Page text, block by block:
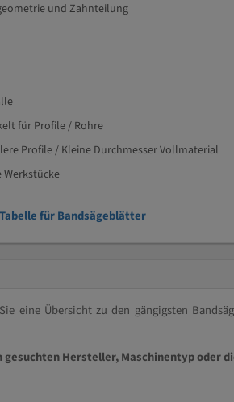
und Zahnteilung
für Profile / Rohre
Profile / Kleine Durchmesser Vollmaterial
für Bandsägeblätter
eine Übersicht zu den gängigsten
Hersteller, Maschinentyp oder